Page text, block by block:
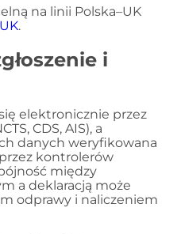
na linii Polska–UK
.
i
elektronicznie przez
CDS, AIS), a
danych weryfikowana
kontrolerów
między
a deklaracją może
odprawy i naliczeniem